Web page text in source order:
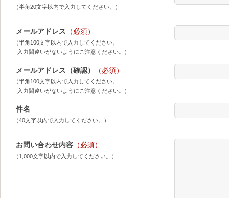
（半角20文字以内で入力してください。）
メールアドレス （必須）
（半角100文字以内で入力してください。
入力間違いがないようにご注意ください。）
メールアドレス（確認） （必須）
（半角100文字以内で入力してください。
入力間違いがないようにご注意ください。）
件名
（40文字以内で入力してください。）
お問い合わせ内容 （必須）
（1,000文字以内で入力してください。）